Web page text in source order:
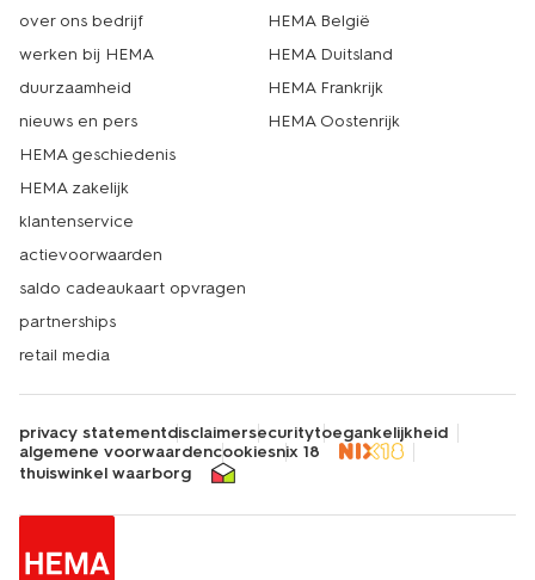
over ons bedrijf
werken bij HEMA
duurzaamheid
nieuws en pers
HEMA geschiedenis
HEMA zakelijk
klantenservice
actievoorwaarden
saldo cadeaukaart opvragen
partnerships
retail media
HEMA België
HEMA Duitsland
HEMA Frankrijk
HEMA Oostenrijk
privacy statementdisclaimersecuritytoegankelijkheid
algemene voorwaardencookiesnix 18
thuiswinkel waarborg